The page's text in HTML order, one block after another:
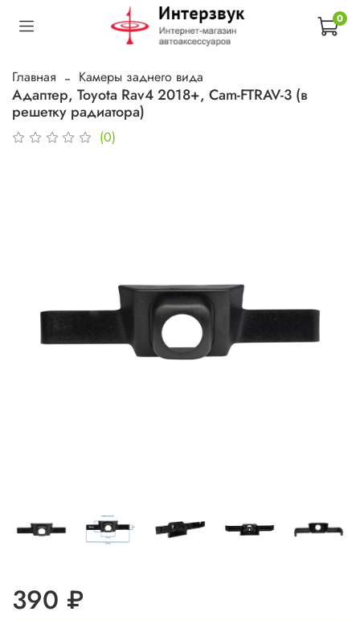
0
Главная Камеры заднего вида
Адаптер, Toyota Rav4 2018+, Cam-FTRAV-3 (в
решетку радиатора)
(0)
390 ₽